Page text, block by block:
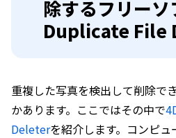
除するフリー
Duplicate File
重複した写真を検出して削除で
かあります。ここではその中で
Deleterを紹介します。コンピ